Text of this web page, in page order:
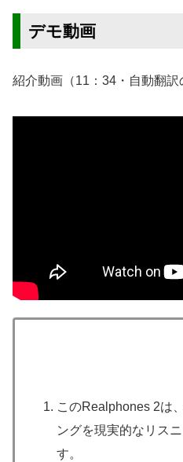
デモ動画
紹介動画（11：34・自動翻訳
このRealphones 2は
ングを現実的なリス
す。